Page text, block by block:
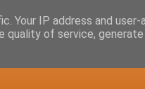
Your IP address and user-
quality of service, generate